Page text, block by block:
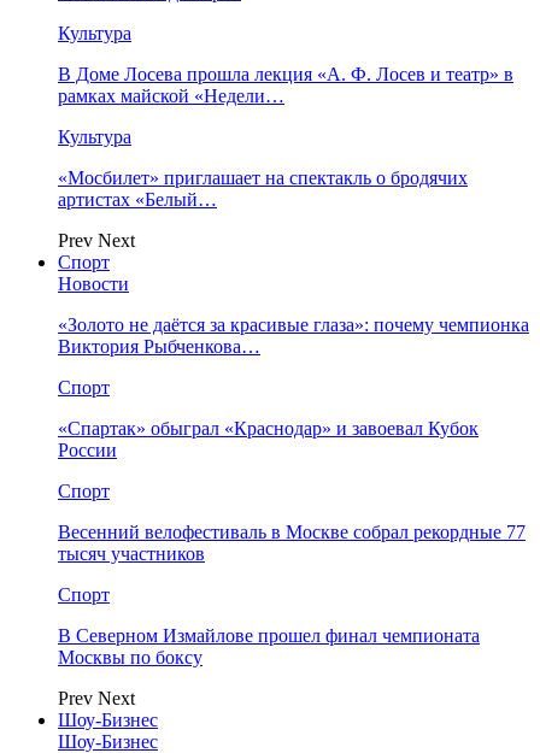
Культура
В Доме Лосева прошла лекция «А. Ф. Лосев и театр» в
рамках майской «Недели…
Культура
«Мосбилет» приглашает на спектакль о бродячих
артистах «Белый…
Prev Next
Спорт
Новости
«Золото не даётся за красивые глаза»: почему чемпионка
Виктория Рыбченкова…
Спорт
«Спартак» обыграл «Краснодар» и завоевал Кубок
России
Спорт
Весенний велофестиваль в Москве собрал рекордные 77
тысяч участников
Спорт
В Северном Измайлове прошел финал чемпионата
Москвы по боксу
Prev Next
Шоу-Бизнес
Шоу-Бизнес